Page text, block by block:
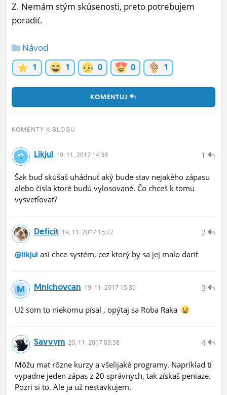
OBRÁZKY
MÔJ PROFIL
NASTAVENIA
Z. Nemám stým skúsenosti, preto potrebujem
poradiť.
Návod
1 1 0 0 1
KOMENTUJ
KOMENTY K BLOGU
1
Likjul 19. 11. 2017 14:38
Šak buď skúšaš uhádnuť aký bude stav nejakého zápasu
alebo čísla ktoré budú vylosované. Čo chceš k tomu
vysvetľovať?
2
Deficit 19. 11. 2017 15:22
@likjul asi chce systém, cez ktorý by sa jej malo dariť
3
Mnichovcan 19. 11. 2017 15:39
Už som to niekomu písal , opýtaj sa Roba Raka
4
Savvym 20. 11. 2017 03:58
Môžu mať rôzne kurzy a všelijaké programy. Napríklad ti
vypadne jeden zápas z 20 správnych, tak získaš peniaze.
Pozri si to. Ale ja už nestavkujem.